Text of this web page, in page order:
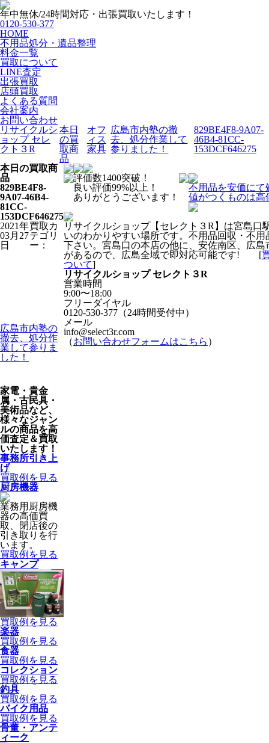
年中無休/24時間対応・出張買取いたします！
0120-530-377
HOME
不用品処分・遺品整理
料金一覧
買取について
LINE査定
出張買取
店頭買取
よくある質問
会社案内
お問い合わせ
リサイクルシ
ョップ セレ
クト３R
本日
の買
取商
品
オフ
ィス
家具
広島市内塾の撤
去、処分作業して
参りました！
829BE4F8-9A07-
46B4-81CC-
153DCF646275
本日の買取商
品
829BE4F8-
9A07-46B4-
81CC-
153DCF646275
2021年
03月27
日
買取カ
テゴリ
ー：
広島市内塾の
撤去、処分作
業して参りま
した！
家電・貴金
属・古民具・
美術品など、
様々なジャン
ルの商品を高
価査定＆買取
いたします！
事務所引き上
げ
買取例を見る
厨房機器
業務用厨房機
器の高価買
取、閉店後の
引き取りを行
います。
買取例を見る
キャンプ
買取例を見る
楽器
買取例を見る
食器
買取例を見る
コレクション
買取例を見る
釣具
買取例を見る
バイク用品
買取例を見る
骨董・アンテ
ィーク
評価数1400突破！
良い評価99%以上！
ありがとうございます！
不用品を安価にて
値がつくものは高
リサイクルショップ【セレクト３R】は宮島口
いのわかりやすい場所です。不用品回収・不
下さい。宮島口の本店の他に、安佐南区、広島
があるので、広島全域で即対応可能です! [
ついて]
リサイクルショップ セレクト３R
営業時間
9:00〜18:00
フリーダイヤル
0120-530-377（24時間受付中）
メール
info@select3r.com
（お問い合わせフォームはこちら ）